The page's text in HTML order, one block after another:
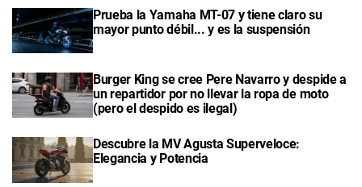
Prueba la Yamaha MT-07 y tiene claro su
mayor punto débil... y es la suspensión
Burger King se cree Pere Navarro y despide a
un repartidor por no llevar la ropa de moto
(pero el despido es ilegal)
Descubre la MV Agusta Superveloce:
Elegancia y Potencia